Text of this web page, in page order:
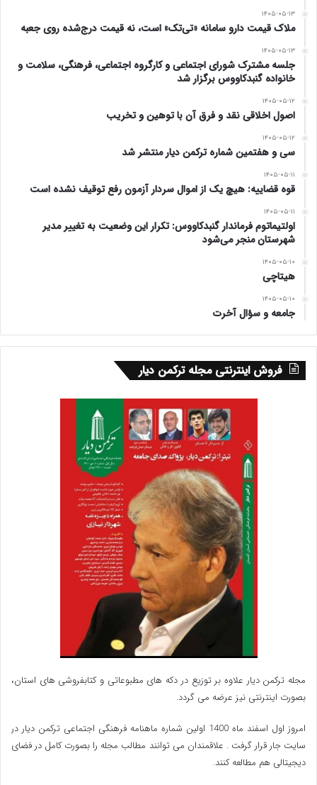
۱۴۰۵-۰۵-۱۳
ملاک قیمت دارو سامانه «تی‌تک» است، نه قیمت درج‌شده روی جعبه
۱۴۰۵-۰۵-۱۳
جلسه مشترک شورای اجتماعی و کارگروه اجتماعی، فرهنگی، سلامت و
خانواده گنبدکاووس برگزار شد
۱۴۰۵-۰۵-۱۲
اصول اخلاقی نقد و فرق آن با توهین و تخریب
۱۴۰۵-۰۵-۱۲
سی و هفتمین شماره ترکمن دیار منتشر شد
۱۴۰۵-۰۵-۱۱
قوه قضاییه: هیچ یک از اموال سردار آزمون رفع توقیف نشده است
۱۴۰۵-۰۵-۱۱
اولتیماتوم فرماندار گنبدکاووس: تکرار این وضعیت به تغییر مدیر
شهرستان منجر می‌شود
۱۴۰۵-۰۵-۱۰
هیتاچی
۱۴۰۵-۰۵-۱۰
جامعه و سؤال آخرت
فروش اینترنتی مجله ترکمن دیار
مجله ترکمن دیار علاوه بر توزیع در دکه های مطبوعاتی و کتابفروشی های استان،
بصورت اینترنتی نیز عرضه می گردد.‌
امروز اول اسفند ماه 1400 اولین شماره ماهنامه فرهنگی اجتماعی ترکمن دیار در
سایت جار قرار گرفت . علاقمندان می توانند مطالب مجله را بصورت کامل در فضای
دیجیتالی هم مطالعه کنند.